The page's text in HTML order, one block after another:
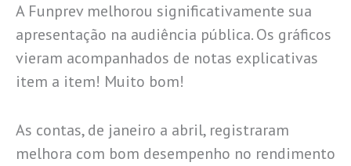
A Funprev melhorou significativamente sua
apresentação na audiência pública. Os gráficos
vieram acompanhados de notas explicativas
item a item! Muito bom!
As contas, de janeiro a abril, registraram
melhora com bom desempenho no rendimento